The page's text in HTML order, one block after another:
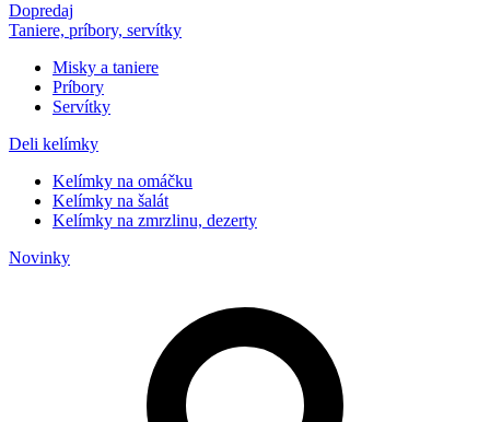
Dopredaj
Taniere, príbory, servítky
Misky a taniere
Príbory
Servítky
Deli kelímky
Kelímky na omáčku
Kelímky na šalát
Kelímky na zmrzlinu, dezerty
Novinky